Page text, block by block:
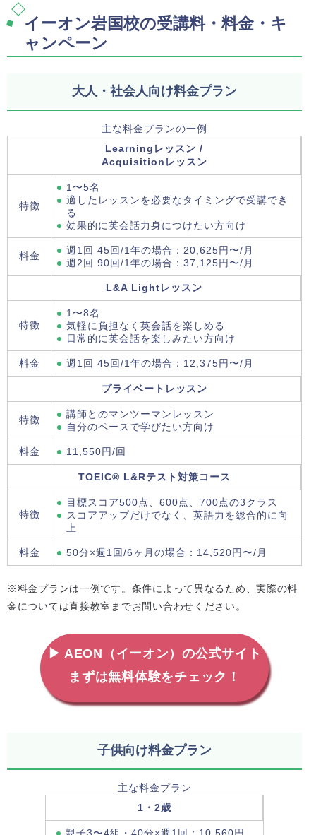
イーオン岩国校の受講料・料金・キ
ャンペーン
大人・社会人向け料金プラン
主な料金プランの一例
Learningレッスン /
Acquisitionレッスン
特徴
1〜5名
適したレッスンを必要なタイミングで受講でき
る
効果的に英会話力身につけたい方向け
料金
週1回 45回/1年の場合：20,625円〜/月
週2回 90回/1年の場合：37,125円〜/月
L&A Lightレッスン
特徴
1〜8名
気軽に負担なく英会話を楽しめる
日常的に英会話を楽しみたい方向け
料金 週1回 45回/1年の場合：12,375円〜/月
プライベートレッスン
特徴
講師とのマンツーマンレッスン
自分のペースで学びたい方向け
料金 11,550円/回
TOEIC® L&Rテスト対策コース
特徴
目標スコア500点、600点、700点の3クラス
スコアアップだけでなく、英語力を総合的に向
上
料金 50分×週1回/6ヶ月の場合：14,520円〜/月
※料金プランは一例です。条件によって異なるため、実際の料
金については直接教室までお問い合わせください。
▶ AEON（イーオン）の公式サイト
まずは無料体験をチェック！
子供向け料金プラン
主な料金プラン
1・2歳
親子3〜4組・40分×週1回：10,560円